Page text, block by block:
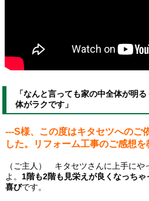
「なんと言っても家の中全体が明
体がラクです」
---S様、この度はキタセツへのご
した。リフォーム工事のご感想を
（ご主人） キタセツさんに上手にや
よ。 1階も2階も見栄えが良くなっち
喜びです。